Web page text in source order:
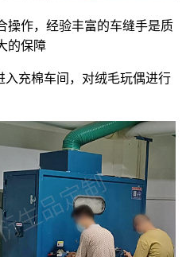
操作，经验丰富的车缝手是质
的保障
入充棉车间，对绒毛玩偶进行